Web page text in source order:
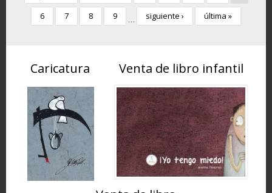
6
7 8 9 … siguiente › última »
Caricatura Venta de libro infantil